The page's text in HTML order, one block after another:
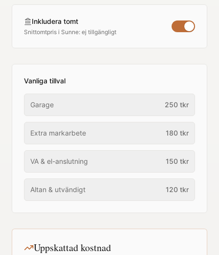
Inkludera tomt
Snittomtpris i Sunne: ej tillgängligt
Vanliga tillval
Garage 250 tkr
Extra markarbete 180 tkr
VA & el-anslutning 150 tkr
Altan & utvändigt 120 tkr
Uppskattad kostnad